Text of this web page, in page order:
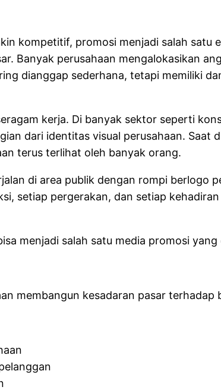
kompetitif, promosi menjadi salah
Banyak perusahaan mengalokasikan
dianggap sederhana, tetapi memiliki
kerja. Di banyak sektor seperti
dari identitas visual perusahaan.
terus terlihat oleh banyak orang.
di area publik dengan rompi berlogo
setiap pergerakan, dan setiap
menjadi salah satu media promosi
membangun kesadaran pasar terhadap